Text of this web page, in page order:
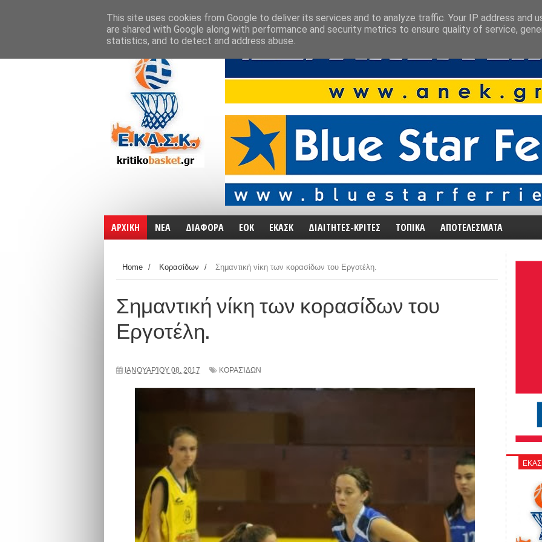
ΑΡΧΙΚΗ ΝΕΑ ΔΙΑΦΟΡΑ ΕΟΚ ΕΚΑΣΚ ΔΙΑΙΤΗΤΕΣ-ΚΡΙΤΕΣ ΤΟΠΙΚΑ ΑΠΟΤΕΛΕΣΜΑΤΑ
Home / Κορασίδων / Σημαντική νίκη των κορασίδων του Εργοτέλη.
Σημαντική νίκη των κορασίδων του
Εργοτέλη.
ΙΑΝΟΥΑΡΊΟΥ 08, 2017 ΚΟΡΑΣΊΔΩΝ
This site uses cookies from Google to deliver its services and to analyze traffic. Your IP address and
are shared with Google along with performance and security metrics to ensure quality of service,
statistics, and to detect and address abuse.